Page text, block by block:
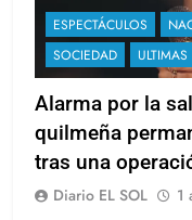
ESPECTÁCULOS
SOCIEDAD
Alarma por la
quilmeña
tras una
Diario EL SOL 1